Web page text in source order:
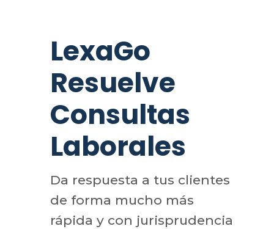
LexaGo
Resuelve
Consultas
Laborales
Da respuesta a tus clientes
de forma mucho más
rápida y con jurisprudencia